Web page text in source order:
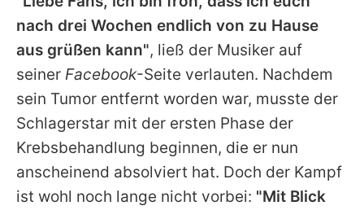
nach drei Wochen endlich von zu Hause
aus grüßen kann", ließ der Musiker auf
seiner Facebook-Seite verlauten. Nachdem
sein Tumor entfernt worden war, musste der
Schlagerstar mit der ersten Phase der
Krebsbehandlung beginnen, die er nun
anscheinend absolviert hat. Doch der Kampf
ist wohl noch lange nicht vorbei: "Mit Blick